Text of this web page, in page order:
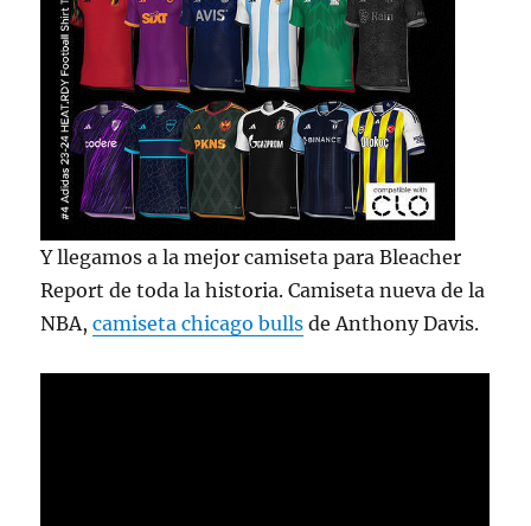
Y llegamos a la mejor camiseta para Bleacher
Report de toda la historia. Camiseta nueva de la
NBA,camiseta chicago bulls de Anthony Davis.